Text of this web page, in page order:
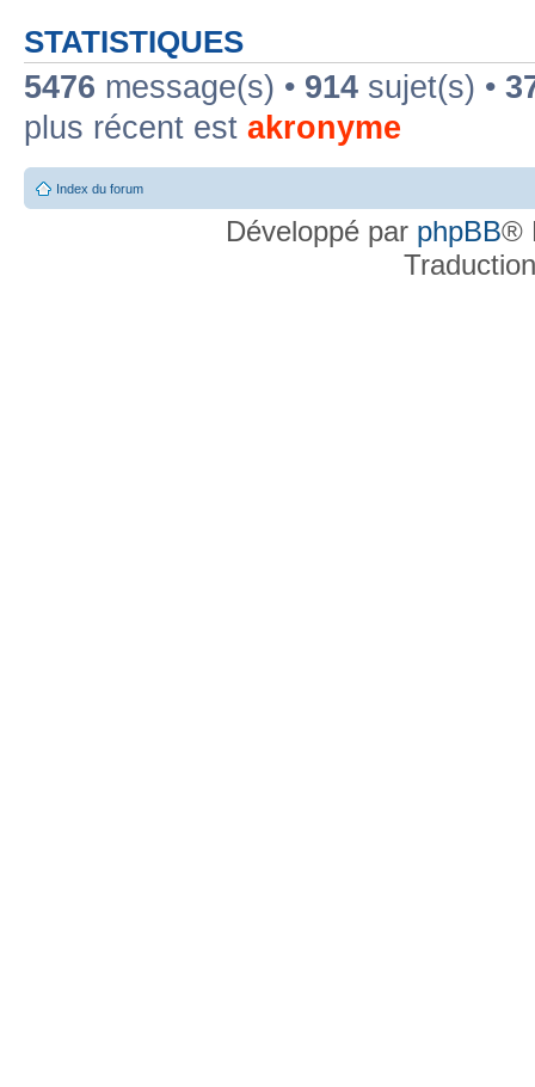
STATISTIQUES
5476 message(s) • 914 sujet(s) •
plus récent est akronyme
Index du forum
Développé par phpBB®